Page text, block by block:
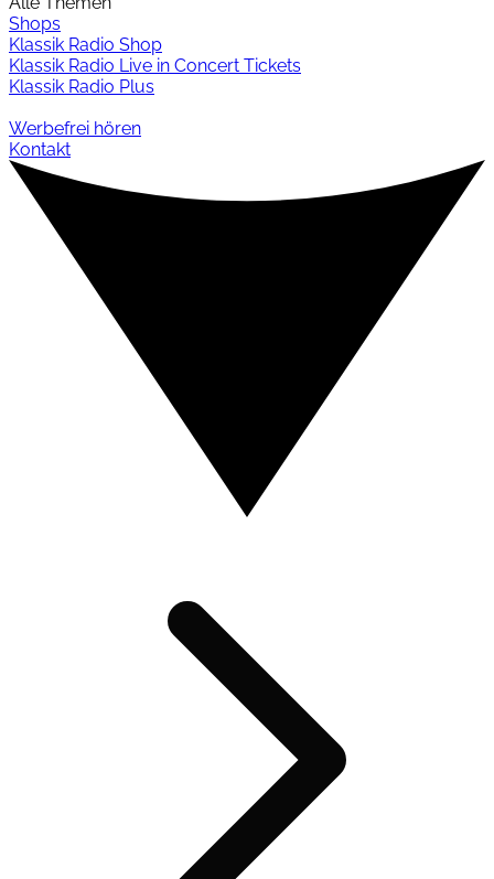
Shops
Klassik Radio Shop
Klassik Radio Live in Concert Tickets
Klassik Radio Plus
Werbefrei hören
Kontakt